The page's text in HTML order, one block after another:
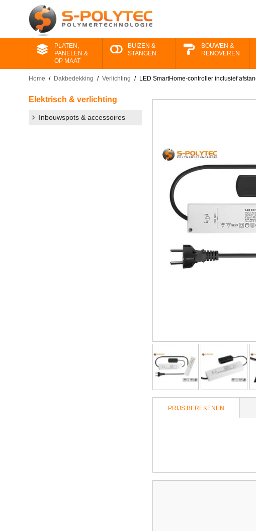
PLATEN,
PANELEN &
OP MAAT
BUIZEN &
STANGEN
BOUWEN &
RENOVEREN
Home / Dakbedekking / Verlichting / LED SmartHome-controller inclusief
Elektrisch & verlichting
Inbouwspots & accessoires
PRIJS BEREKENEN